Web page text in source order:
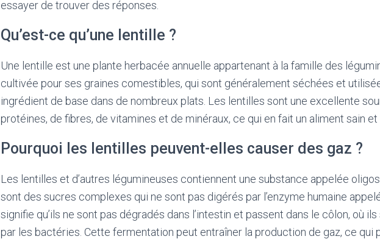
essayer de trouver des réponses.
Qu’est-ce qu’une lentille ?
Une lentille est une plante herbacée annuelle appartenant à la famille des
cultivée pour ses graines comestibles, qui sont généralement séchées et
ingrédient de base dans de nombreux plats. Les lentilles sont une excellente
protéines, de fibres, de vitamines et de minéraux, ce qui en fait un aliment sain et
Pourquoi les lentilles peuvent-elles causer des gaz ?
Les lentilles et d’autres légumineuses contiennent une substance appelée
sont des sucres complexes qui ne sont pas digérés par l’enzyme humaine
signifie qu’ils ne sont pas dégradés dans l’intestin et passent dans le côlon, où
par les bactéries. Cette fermentation peut entraîner la production de gaz, ce qui